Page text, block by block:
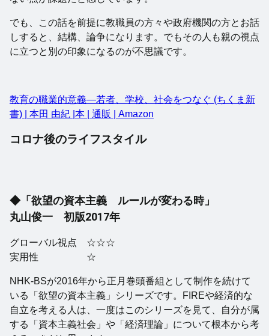
でも、この話を前提に教職員の方々や政府機関の方とお話
しすると、結構、論争になります。でもその人も親の視点
に立つと別の印象になるのが不思議です。
教育の職業的意義―若者、学校、社会をつなぐ (ちくま新
書) | 本田 由紀 |本 | 通販 | Amazon
コロナ後のライフスタイル
◆「欲望の資本主義 ルールが変わる時」
丸山俊一 初版2017年
グローバル視点 ☆☆☆
実用性 ☆
NHK-BSが2016年から正月巻頭番組として制作を続けて
いる「欲望の資本主義」シリーズです。FIREや経済的な
自立を考える人は、一度はこのシリーズを見て、自分が属
する「資本主義社会」や「経済理論」について根本から考